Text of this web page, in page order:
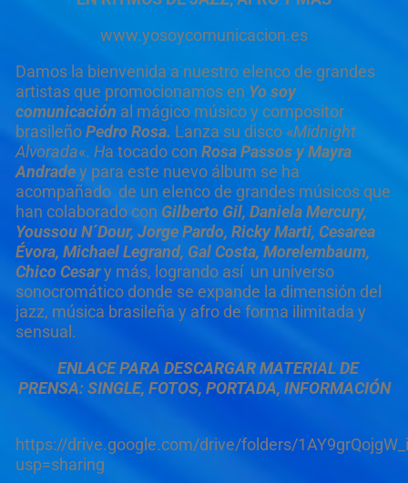
www.yosoycomunicacion.es
Damos la bienvenida a nuestro elenco de grandes
artistas que promocionamos en Yo soy
comunicación al mágico músico y compositor
brasileñoPedro Rosa. Lanza su disco «Midnight
Alvorada«. Ha tocado con Rosa Passos y Mayra
Andradey para este nuevo álbum se ha
acompañado de un elenco de grandes músicos que
han colaborado con Gilberto Gil, Daniela Mercury,
Youssou N´Dour, Jorge Pardo, Ricky Marti, Cesarea
Évora, Michael Legrand, Gal Costa, Morelembaum,
Chico Cesary más, logrando así un universo
sonocromático donde se expande la dimensión del
jazz, música brasileña y afro de forma ilimitada y
sensual.
ENLACE PARA DESCARGAR MATERIAL DE
PRENSA: SINGLE, FOTOS, PORTADA, INFORMACIÓN
https://drive.google.com/drive/folders/
usp=sharing